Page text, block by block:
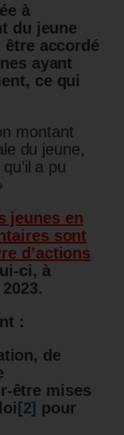
à
du jeune
accordé
ayant
ce qui
montant
du jeune,
a pu
jeunes en
sont
d’actions
ci, à
:
de
être mises
[2] pour